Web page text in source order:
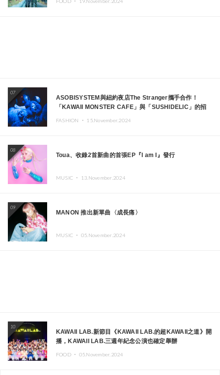
07
ASOBISYSTEM與紐約夜店The Stranger攜手合作！
「KAWAII MONSTER CAFE」與「SUSHIDELIC」的招
FASHION ・ 15.November.2024
08
Toua、收錄2首新曲的首張EP『I am I』發行
MUSIC ・ 13.November.2024
09
MANON 推出新單曲〈成長痛〉
MUSIC ・ 05.November.2024
10
KAWAII LAB.新節目《KAWAII LAB.的超KAWAII之道》開
播，KAWAII LAB.三週年紀念公演也確定舉辦
FOOD ・ 05.November.2024